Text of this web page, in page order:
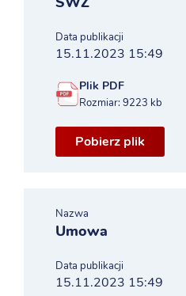
Data publikacji
15.11.2023 15:49
Plik PDF
Rozmiar: 9223 kb
Pobierz plik
Nazwa
Umowa
Data publikacji
15.11.2023 15:49